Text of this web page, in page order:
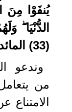
يُنفَوْا
الدُّنْيَا
(33) المائدة
وندعو
من